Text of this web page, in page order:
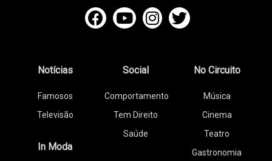
Notícias
Famosos
Televisão
In Moda
Social
Comportamento
Tem Direito
Saúde
No Circuito
Música
Cinema
Teatro
Gastronomia